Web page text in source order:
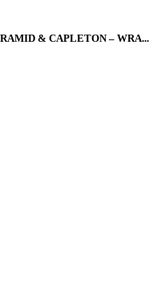
& CAPLETON – WRA...